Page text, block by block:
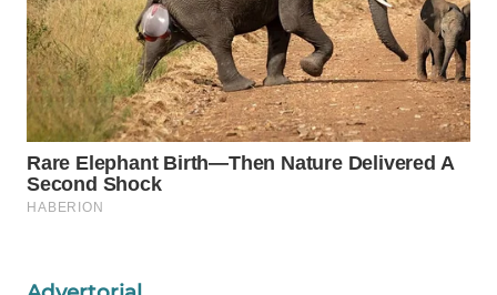
MASYARAKAT
KELISTRIKAN
WALINKI
ID
MAWAKA
MARTABAT